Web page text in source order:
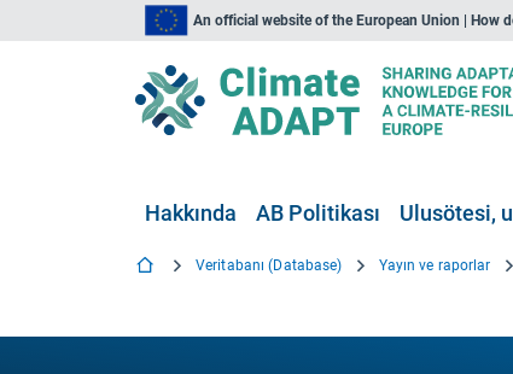
An official website of the European Union | How
Hakkında AB Politikası Ulusötesi,
Veritabanı (Database) Yayın ve raporlar